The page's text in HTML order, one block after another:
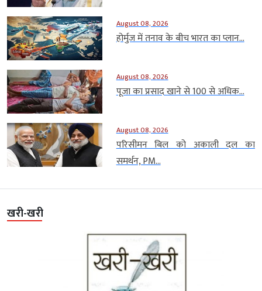
August 08, 2026
होर्मुज में तनाव के बीच भारत का प्लान...
August 08, 2026
पूजा का प्रसाद खाने से 100 से अधिक...
August 08, 2026
परिसीमन बिल को अकाली दल का
समर्थन, PM...
खरी-खरी